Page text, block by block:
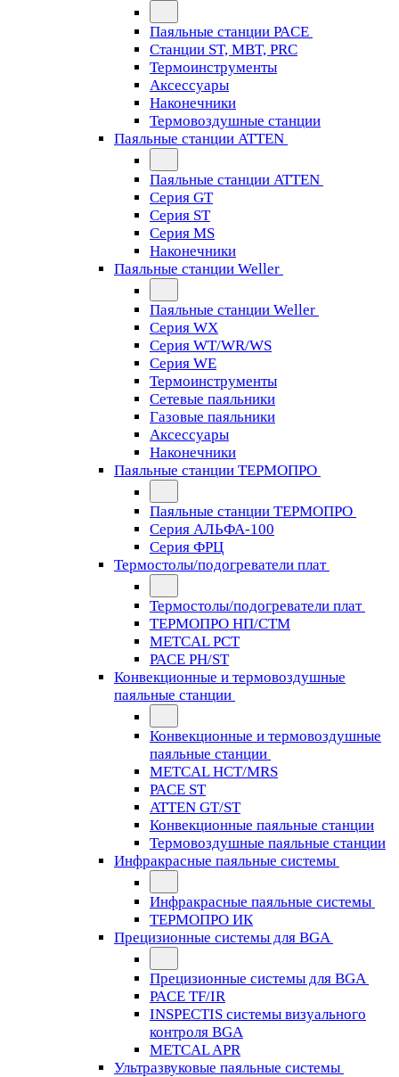
Паяльные станции PACE
Станции ST, MBT, PRC
Термоинструменты
Аксессуары
Наконечники
Термовоздушные станции
Паяльные станции ATTEN
Паяльные станции ATTEN
Серия GT
Серия ST
Серия MS
Наконечники
Паяльные станции Weller
Паяльные станции Weller
Серия WX
Серия WT/WR/WS
Серия WE
Термоинструменты
Сетевые паяльники
Газовые паяльники
Аксессуары
Наконечники
Паяльные станции ТЕРМОПРО
Паяльные станции ТЕРМОПРО
Серия АЛЬФА-100
Серия ФРЦ
Термостолы/подогреватели плат
Термостолы/подогреватели плат
ТЕРМОПРО НП/СТМ
METCAL PCT
PACE PH/ST
Конвекционные и термовоздушные
паяльные станции
Конвекционные и термовоздушные
паяльные станции
METCAL HCT/MRS
PACE ST
ATTEN GT/ST
Конвекционные паяльные станции
Термовоздушные паяльные станции
Инфракрасные паяльные системы
Инфракрасные паяльные системы
ТЕРМОПРО ИК
Прецизионные системы для BGA
Прецизионные системы для BGA
PACE TF/IR
INSPECTIS системы визуального
контроля BGA
METCAL APR
Ультразвуковые паяльные системы